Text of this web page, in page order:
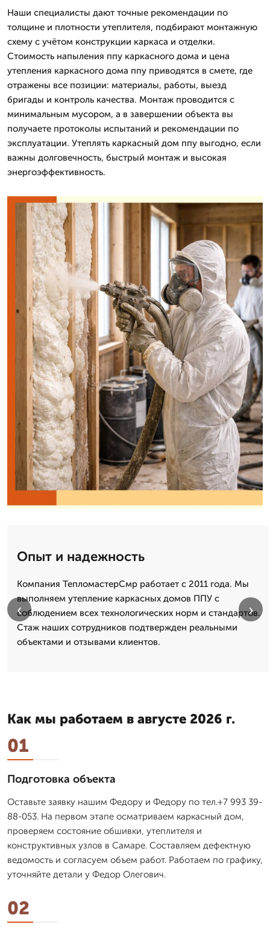
Наши специалисты дают точные рекомендации по
толщине и плотности утеплителя, подбирают монтажную
схему с учётом конструкции каркаса и отделки.
Стоимость напыления ппу каркасного дома и цена
утепления каркасного дома ппу приводятся в смете, где
отражены все позиции: материалы, работы, выезд
бригады и контроль качества. Монтаж проводится с
минимальным мусором, а в завершении объекта вы
получаете протоколы испытаний и рекомендации по
эксплуатации. Утеплять каркасный дом ппу выгодно, если
важны долговечность, быстрый монтаж и высокая
энергоэффективность.
Опыт и надежность
Компания ТепломастерСмр работает с 2011 года. Мы
выполняем утепление каркасных домов ППУ с
соблюдением всех технологических норм и стандартов.
Стаж наших сотрудников подтвержден реальными
объектами и отзывами клиентов.
‹ ›
Как мы работаем в августе 2026 г.
01
Подготовка объекта
Оставьте заявку нашим Федору и Федору по тел.+7 993 39-
88-053. На первом этапе осматриваем каркасный дом,
проверяем состояние обшивки, утеплителя и
конструктивных узлов в Самаре. Составляем дефектную
ведомость и согласуем объем работ. Работаем по графику,
уточняйте детали у Федор Олегович.
02